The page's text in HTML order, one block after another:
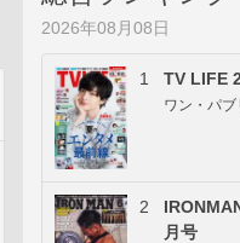
2026年08月08日
1 TV LIFE
ワン・パ
2
月号